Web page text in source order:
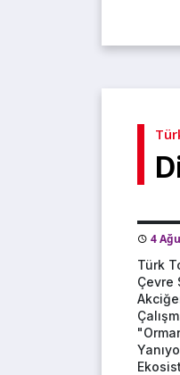
4
Türk
Çevre